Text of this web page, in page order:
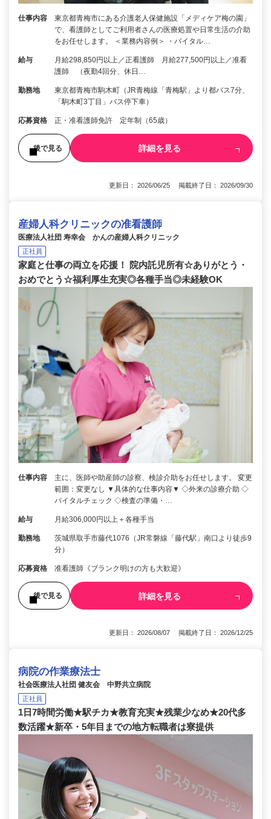
仕事内容
東京都青梅市にある介護老人保健施設「メディケア梅の園」
で、看護師としてご利用者さんの医療処置や日常生活の介助
をお任せします。 ＜業務内容例＞ ・バイタル…
給与
月給298,850円以上／正看護師 月給277,500円以上／准看
護師 （夜勤4回分、休日…
勤務地
東京都青梅市駒木町（JR青梅線「青梅駅」より都バス7分、
「駒木町3丁目」バス停下車）
応募資格 正・准看護師免許 定年制（65歳）
後で見る 詳細を見る
更新日： 2026/06/25 掲載終了日： 2026/09/30
産婦人科クリニックの准看護師
医療法人社団 寿幸会 かんの産婦人科クリニック
正社員
家庭と仕事の両立を応援！ 院内託児所有☆ありがとう・
おめでとう☆福利厚生充実◎各種手当◎未経験OK
仕事内容
主に、医師や助産師の診察、検診介助をお任せします。 変更
範囲：変更なし ▼具体的な仕事内容▼ ◇外来の診療介助 ◇
バイタルチェック ◇検査の準備・…
給与 月給306,000円以上＋各種手当
勤務地
茨城県取手市藤代1076（JR常磐線「藤代駅」南口より徒歩9
分）
応募資格 准看護師《ブランク明けの方も大歓迎》
後で見る 詳細を見る
更新日： 2026/08/07 掲載終了日： 2026/12/25
病院の作業療法士
社会医療法人社団 健友会 中野共立病院
正社員
1日7時間労働★駅チカ★教育充実★残業少なめ★20代多
数活躍★新卒・5年目までの地方転職者は寮提供